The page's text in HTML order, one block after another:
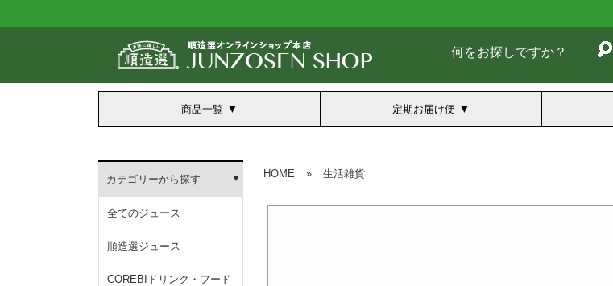
商品一覧 定期お届け便
カテゴリーから探す
全てのジュース
順造選ジュース
COREBIドリンク・フード
HOME » 生活雑貨